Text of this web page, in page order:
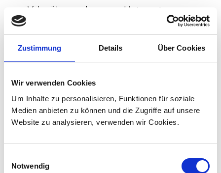
Zustimmung Details Über Cookies
Wir verwenden Cookies
Um Inhalte zu personalisieren, Funktionen für soziale
Medien anbieten zu können und die Zugriffe auf unsere
Website zu analysieren, verwenden wir Cookies.
Notwendig
Videoüberwachung und Internetzugang
Personal
Ergonomisch gestaltetes Fahrerpult
Zuverlässigkeit / Verfügbarkeit / Wartbarkeit
Redundanter Antriebsstrang mit